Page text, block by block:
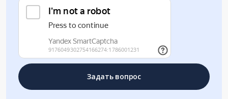
Задать вопрос